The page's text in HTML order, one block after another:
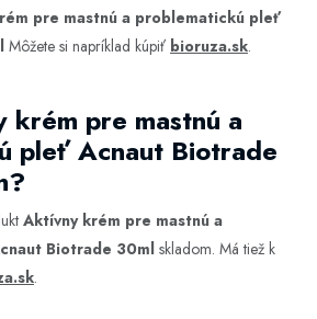
pre mastnú a problematickú pleť
Môžete si napríklad kúpiť bioruza.sk.
krém pre mastnú a
pleť Acnaut Biotrade
Aktívny krém pre mastnú a
Biotrade 30ml skladom. Má tiež k
.